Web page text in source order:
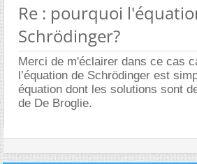
Re : pourquoi
Schrödinger?
Merci de m'éclairer dans ce cas
l’équation de Schrödinger est
équation dont les solutions sont
de De Broglie.